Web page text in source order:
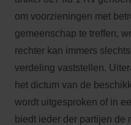
om voorzieningen met
gemeenschap te treffen,
rechter kan immers
verdeling vaststellen.
het dictum van de
wordt uitgesproken of in
biedt ieder der partijen de